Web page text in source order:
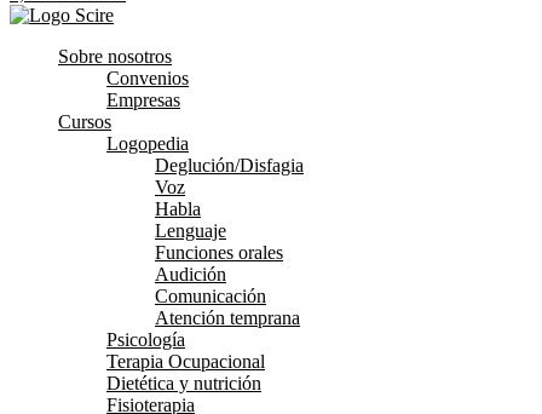
Sobre nosotros
Convenios
Empresas
Cursos
Logopedia
Deglución/Disfagia
Voz
Habla
Lenguaje
Funciones orales
Audición
Comunicación
Atención temprana
Psicología
Terapia Ocupacional
Dietética y nutrición
Fisioterapia